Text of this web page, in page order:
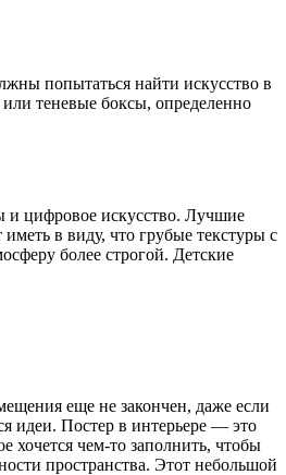
попытаться найти искусство в
теневые боксы, определенно
и цифровое искусство. Лучшие
в виду, что грубые текстуры с
более строгой. Детские
еще не закончен, даже если
идеи. Постер в интерьере — это
хочется чем-то заполнить, чтобы
пространства. Этот небольшой